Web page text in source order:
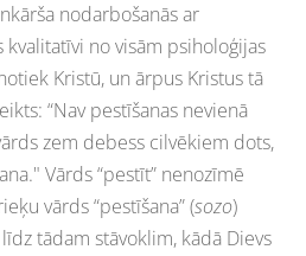
nodarbošanās ar
no visām psiholoģijas
Kristū, un ārpus Kristus tā
“Nav pestīšanas nevienā
zem debess cilvēkiem dots,
Vārds “pestīt” nenozīmē
vārds “pestīšana” (sozo)
tādam stāvoklim, kādā Dievs